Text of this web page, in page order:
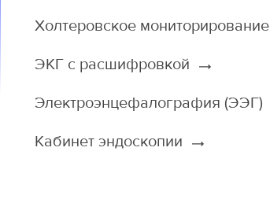
Холтеровское мониторирование
ЭКГ с расшифровкой
Электроэнцефалография (ЭЭГ)
Кабинет эндоскопии